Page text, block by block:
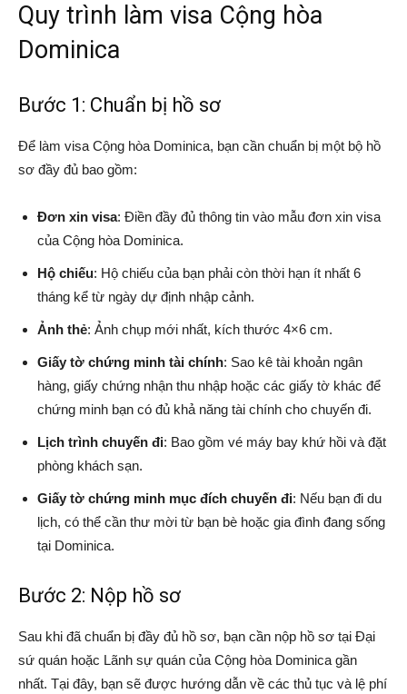
Quy trình làm visa Cộng hòa
Dominica
Bước 1: Chuẩn bị hồ sơ
Để làm visa Cộng hòa Dominica, bạn cần chuẩn bị một bộ hồ
sơ đầy đủ bao gồm:
Đơn xin visa: Điền đầy đủ thông tin vào mẫu đơn xin visa
của Cộng hòa Dominica.
Hộ chiếu: Hộ chiếu của bạn phải còn thời hạn ít nhất 6
tháng kể từ ngày dự định nhập cảnh.
Ảnh thẻ: Ảnh chụp mới nhất, kích thước 4×6 cm.
Giấy tờ chứng minh tài chính: Sao kê tài khoản ngân
hàng, giấy chứng nhận thu nhập hoặc các giấy tờ khác để
chứng minh bạn có đủ khả năng tài chính cho chuyến đi.
Lịch trình chuyến đi: Bao gồm vé máy bay khứ hồi và đặt
phòng khách sạn.
Giấy tờ chứng minh mục đích chuyến đi: Nếu bạn đi du
lịch, có thể cần thư mời từ bạn bè hoặc gia đình đang sống
tại Dominica.
Bước 2: Nộp hồ sơ
Sau khi đã chuẩn bị đầy đủ hồ sơ, bạn cần nộp hồ sơ tại Đại
sứ quán hoặc Lãnh sự quán của Cộng hòa Dominica gần
nhất. Tại đây, bạn sẽ được hướng dẫn về các thủ tục và lệ phí